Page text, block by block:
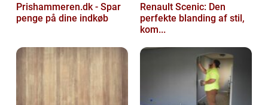
Prishammeren.dk - Spar
penge på dine indkøb
Renault Scenic: Den
perfekte blanding af stil,
kom...